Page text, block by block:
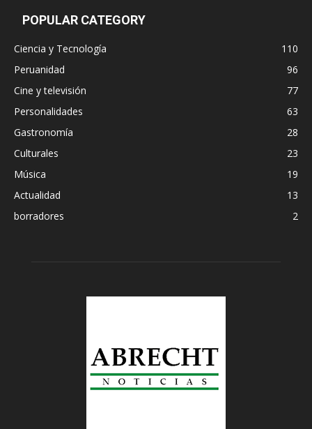
POPULAR CATEGORY
Ciencia y Tecnología
110
Peruanidad
96
Cine y televisión
77
Personalidades
63
Gastronomía
28
Culturales
23
Música
19
Actualidad
13
borradores
2